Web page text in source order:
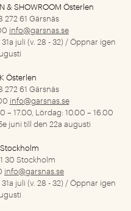
& SHOWROOM Österlen
272 61 Gärsnäs
info@garsnas.se
juli (v. 28 - 32) / Öppnar igen
Österlen
272 61 Gärsnäs
info@garsnas.se
– 17.00, Lördag: 10.00 – 16.00
juni till den 22a augusti
30 Stockholm
info@garsnas.se
juli (v. 28 - 32) / Öppnar igen